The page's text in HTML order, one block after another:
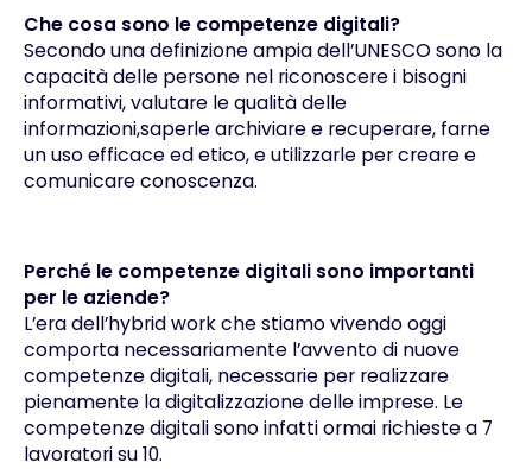
Che cosa sono le competenze digitali?
Secondo una definizione ampia dell’UNESCO sono la
capacità delle persone nel riconoscere i bisogni
informativi, valutare le qualità delle
informazioni,saperle archiviare e recuperare, farne
un uso efficace ed etico, e utilizzarle per creare e
comunicare conoscenza.
Perché le competenze digitali sono importanti
per le aziende?
L’era dell’hybrid work che stiamo vivendo oggi
comporta necessariamente l’avvento di nuove
competenze digitali, necessarie per realizzare
pienamente la digitalizzazione delle imprese. Le
competenze digitali sono infatti ormai richieste a 7
lavoratori su 10.